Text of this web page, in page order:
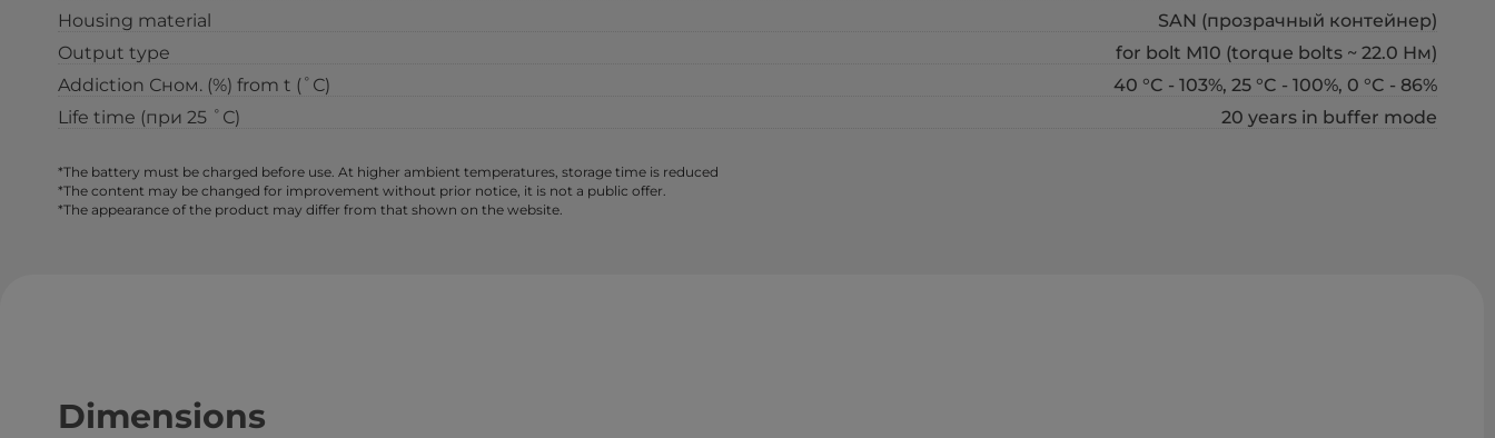
Housing material
SAN (прозрачный контейнер)
Output type
for bolt М10 (torque bolts ~ 22.0 Нм)
Addiction Сном. (%) from t (˚С)
40 °C - 103%, 25 °C - 100%, 0 °C - 86%
Life time (при 25 ˚С)
20 years in buffer mode
*The battery must be charged before use. At higher ambient temperatures, storage time is reduced
*The content may be changed for improvement without prior notice, it is not a public offer.
*The appearance of the product may differ from that shown on the website.
Dimensions